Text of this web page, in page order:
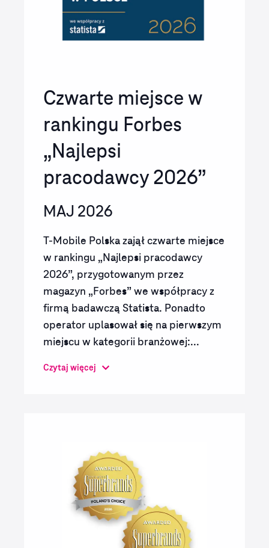
Czwarte miejsce w
rankingu Forbes
„Najlepsi
pracodawcy 2026”
MAJ 2026
T-Mobile Polska zajął czwarte miejsce
w rankingu „Najlepsi pracodawcy
2026”, przygotowanym przez
magazyn „Forbes” we współpracy z
firmą badawczą Statista. Ponadto
operator uplasował się na pierwszym
miejscu w kategorii branżowej:...
Czytaj więcej